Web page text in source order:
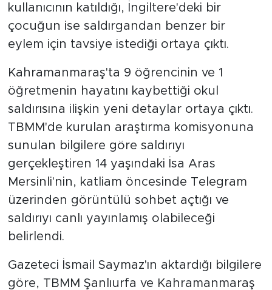
kullanıcının katıldığı, İngiltere'deki bir
çocuğun ise saldırgandan benzer bir
eylem için tavsiye istediği ortaya çıktı.
Kahramanmaraş'ta 9 öğrencinin ve 1
öğretmenin hayatını kaybettiği okul
saldırısına ilişkin yeni detaylar ortaya çıktı.
TBMM'de kurulan araştırma komisyonuna
sunulan bilgilere göre saldırıyı
gerçekleştiren 14 yaşındaki İsa Aras
Mersinli'nin, katliam öncesinde Telegram
üzerinden görüntülü sohbet açtığı ve
saldırıyı canlı yayınlamış olabileceği
belirlendi.
Gazeteci İsmail Saymaz'ın aktardığı bilgilere
göre, TBMM Şanlıurfa ve Kahramanmaraş